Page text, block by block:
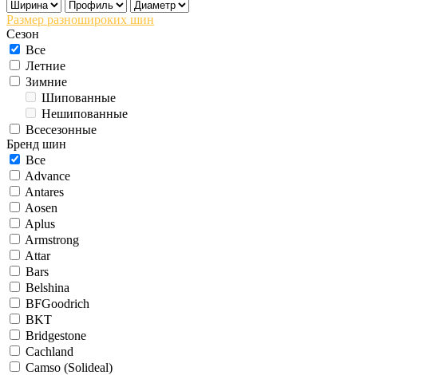
Размер разношироких шин
Сезон
Все
Летние
Зимние
Шипованные
Нешипованные
Всесезонные
Бренд шин
Все
Advance
Antares
Aosen
Aplus
Armstrong
Attar
Bars
Belshina
BFGoodrich
BKT
Bridgestone
Cachland
Camso (Solideal)